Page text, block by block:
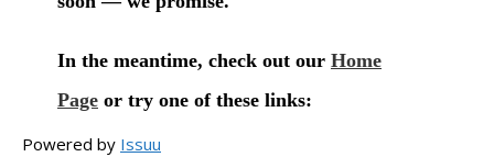
Powered by Issuu